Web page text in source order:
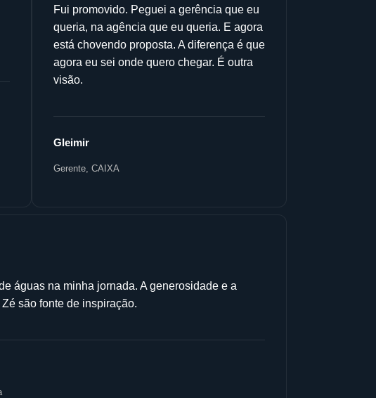
Fui promovido. Peguei a gerência que eu
queria, na agência que eu queria. E agora
está chovendo proposta. A diferença é que
agora eu sei onde quero chegar. É outra
visão.
Gleimir
Gerente, CAIXA
águas na minha jornada. A generosidade e a
são fonte de inspiração.